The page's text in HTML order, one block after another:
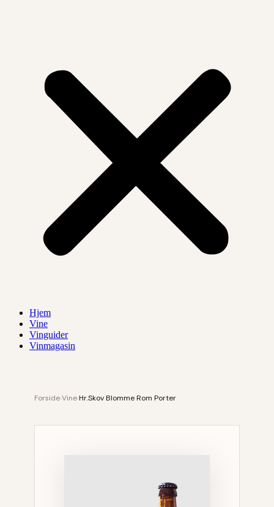
Hjem
Vine
Vinguider
Vinmagasin
ForsideVineHr.Skov Blomme Rom Porter